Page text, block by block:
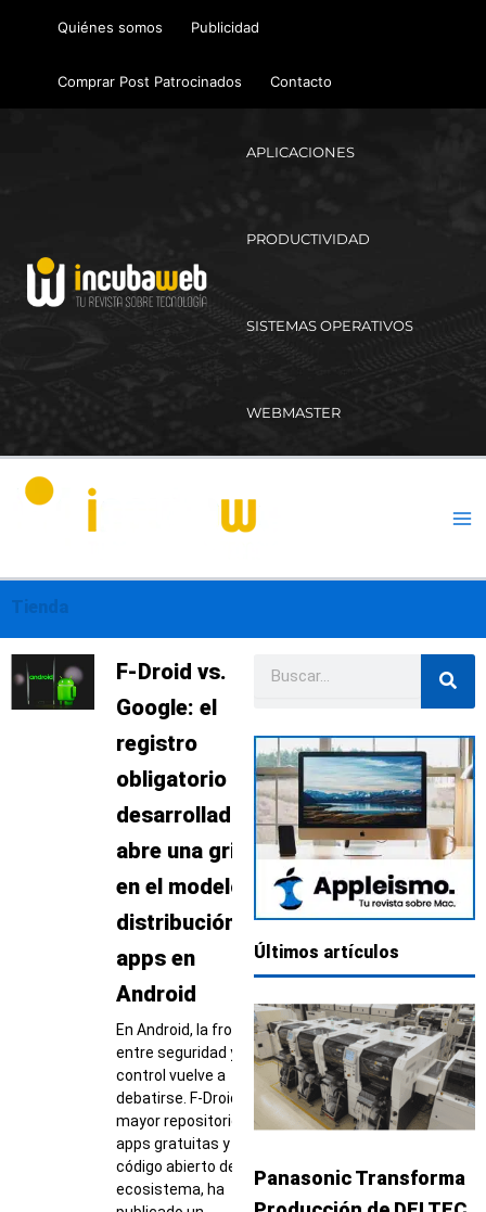
Quiénes somos Publicidad
Comprar Post Patrocinados Contacto
APLICACIONES
PRODUCTIVIDAD
SISTEMAS OPERATIVOS
WEBMASTER
Tienda
F-Droid vs.
Google: el
registro
obligatorio de
desarrolladores
abre una grieta
en el modelo de
distribución de
apps en
Android
En Android, la frontera
entre seguridad y
control vuelve a
debatirse. F-Droid, el
mayor repositorio de
apps gratuitas y de
código abierto del
ecosistema, ha
Página
Página
Últimos artículos
Panasonic Transforma